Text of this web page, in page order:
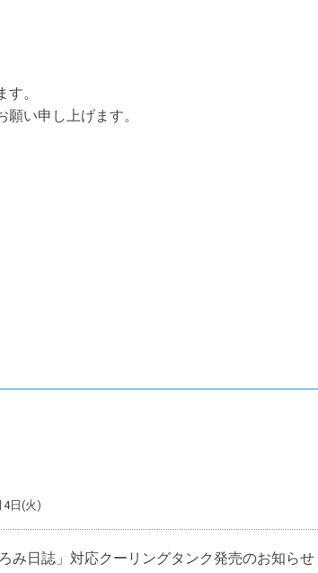
。
い申し上げます。
4日(火)
み日誌」対応クーリングタンク発売のお知らせ